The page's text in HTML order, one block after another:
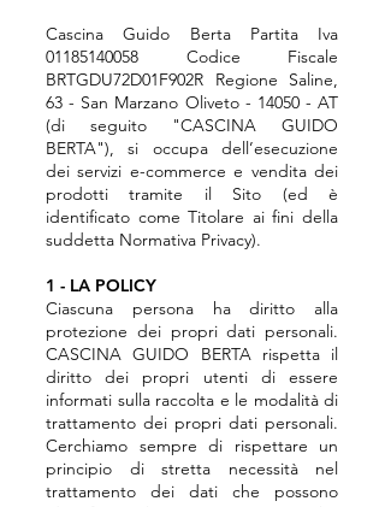
Cascina Guido Berta Partita Iva
01185140058 Codice Fiscale
BRTGDU72D01F902R Regione Saline,
63 - San Marzano Oliveto - 14050 - AT
(di seguito "CASCINA GUIDO
BERTA"), si occupa dell’esecuzione
dei servizi e-commerce e vendita dei
prodotti tramite il Sito (ed è
identificato come Titolare ai fini della
suddetta Normativa Privacy).
1 - LA POLICY
Ciascuna persona ha diritto alla
protezione dei propri dati personali.
CASCINA GUIDO BERTA rispetta il
diritto dei propri utenti di essere
informati sulla raccolta e le modalità di
trattamento dei propri dati personali.
Cerchiamo sempre di rispettare un
principio di stretta necessità nel
trattamento dei dati che possono